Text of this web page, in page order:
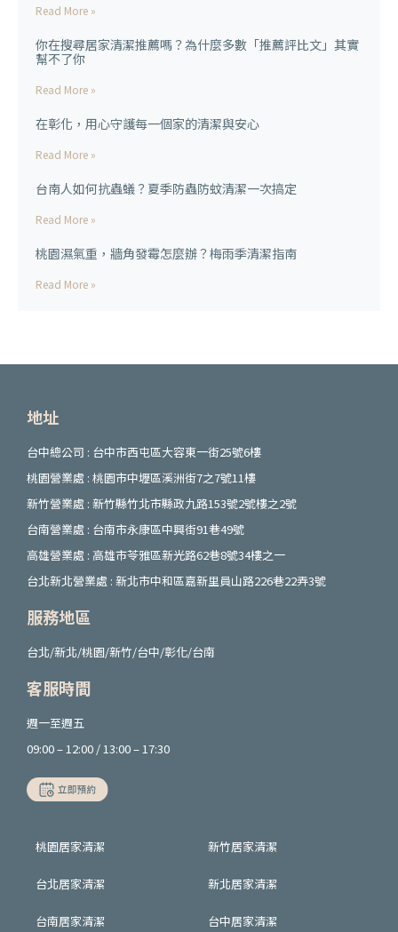
Read More »
你在搜尋居家清潔推薦嗎？為什麼多數「推薦評比文」其實
幫不了你
Read More »
在彰化，用心守護每一個家的清潔與安心
Read More »
台南人如何抗蟲蟻？夏季防蟲防蚊清潔一次搞定
Read More »
桃園濕氣重，牆角發霉怎麼辦？梅雨季清潔指南
Read More »
地址
台中總公司 : 台中市西屯區大容東一街25號6樓
桃園營業處 : 桃園市中壢區溪洲街7之7號11樓
新竹營業處 : 新竹縣竹北市縣政九路153號2號樓之2號
台南營業處 : 台南市永康區中興街91巷49號
高雄營業處 : 高雄市苓雅區新光路62巷8號34樓之一
台北新北營業處 : 新北市中和區嘉新里員山路226巷22弄3號
服務地區
台北/新北/桃園/新竹/台中/彰化/台南
客服時間
週一至週五
09:00 – 12:00 / 13:00 – 17:30
桃園居家清潔 新竹居家清潔
台北居家清潔 新北居家清潔
台南居家清潔 台中居家清潔